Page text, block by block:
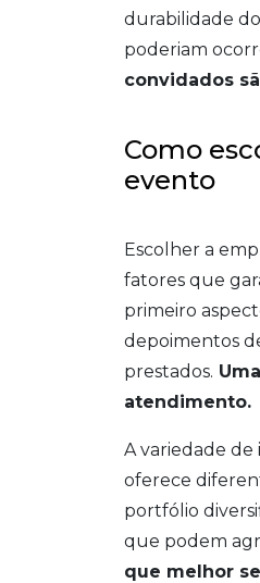
durabilidade
poderiam
convidados
Como
evento
Escolher a
fatores que
primeiro
depoimentos
prestados.
atendimento.
A variedade
oferece
portfólio
que podem
que melhor